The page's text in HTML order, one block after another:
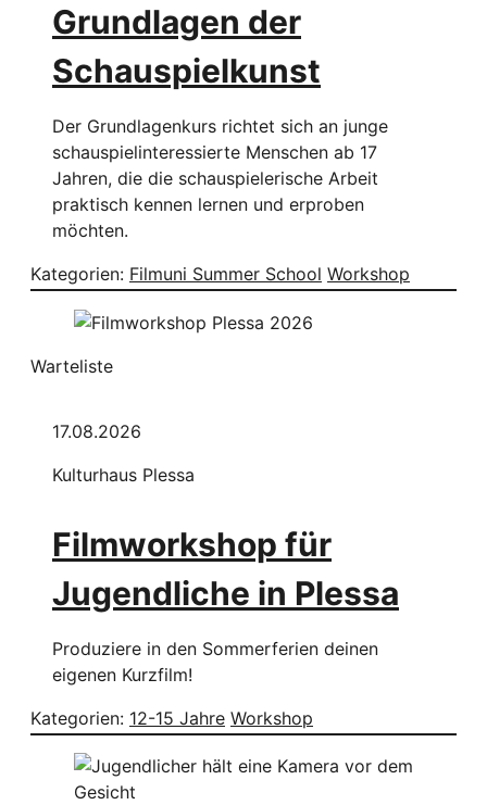
Grundlagen der
Schauspielkunst
Der Grundlagenkurs richtet sich an junge
schauspielinteressierte Menschen ab 17
Jahren, die die schauspielerische Arbeit
praktisch kennen lernen und erproben
möchten.
Kategorien: Filmuni Summer School Workshop
Warteliste
17.08.2026
Kulturhaus Plessa
Filmworkshop für
Jugendliche in Plessa
Produziere in den Sommerferien deinen
eigenen Kurzfilm!
Kategorien: 12-15 Jahre Workshop